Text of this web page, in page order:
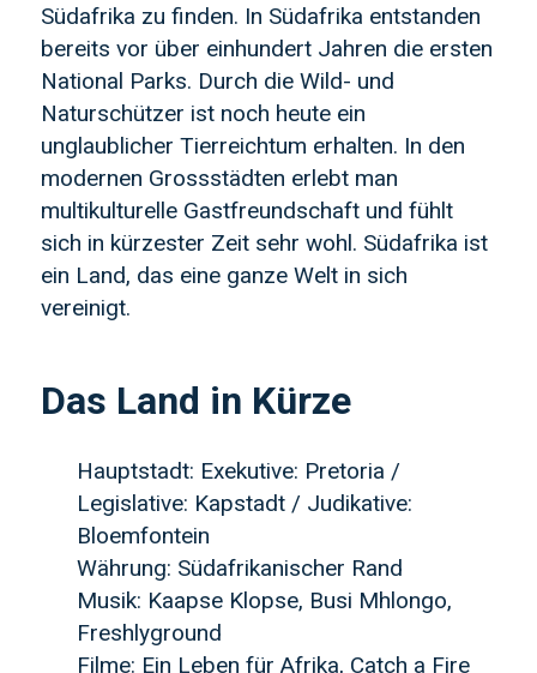
Südafrika zu finden. In Südafrika entstanden
bereits vor über einhundert Jahren die ersten
National Parks. Durch die Wild- und
Naturschützer ist noch heute ein
unglaublicher Tierreichtum erhalten. In den
modernen Grossstädten erlebt man
multikulturelle Gastfreundschaft und fühlt
sich in kürzester Zeit sehr wohl. Südafrika ist
ein Land, das eine ganze Welt in sich
vereinigt.
Das Land in Kürze
Hauptstadt: Exekutive: Pretoria /
Legislative: Kapstadt / Judikative:
Bloemfontein
Währung: Südafrikanischer Rand
Musik: Kaapse Klopse, Busi Mhlongo,
Freshlyground
Filme: Ein Leben für Afrika, Catch a Fire